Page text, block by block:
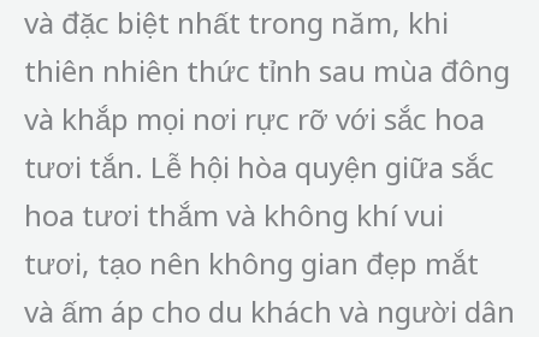
và đặc biệt nhất trong năm, khi
thiên nhiên thức tỉnh sau mùa đông
và khắp mọi nơi rực rỡ với sắc hoa
tươi tắn. Lễ hội hòa quyện giữa sắc
hoa tươi thắm và không khí vui
tươi, tạo nên không gian đẹp mắt
và ấm áp cho du khách và người dân